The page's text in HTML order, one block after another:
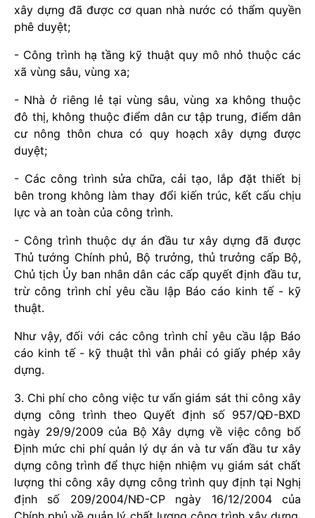
xây dựng đã được cơ quan nhà nước có thẩm quyền
phê duyệt;
- Công trình hạ tầng kỹ thuật quy mô nhỏ thuộc các
xã vùng sâu, vùng xa;
- Nhà ở riêng lẻ tại vùng sâu, vùng xa không thuộc
đô thị, không thuộc điểm dân cư tập trung, điểm dân
cư nông thôn chưa có quy hoạch xây dựng được
duyệt;
- Các công trình sửa chữa, cải tạo, lắp đặt thiết bị
bên trong không làm thay đổi kiến trúc, kết cấu chịu
lực và an toàn của công trình.
- Công trình thuộc dự án đầu tư xây dựng đã được
Thủ tướng Chính phủ, Bộ trưởng, thủ trưởng cấp Bộ,
Chủ tịch Ủy ban nhân dân các cấp quyết định đầu tư,
trừ công trình chỉ yêu cầu lập Báo cáo kinh tế - kỹ
thuật.
Như vậy, đối với các công trình chỉ yêu cầu lập Báo
cáo kinh tế - kỹ thuật thì vẫn phải có giấy phép xây
dựng.
3. Chi phí cho công việc tư vấn giám sát thi công xây
dựng công trình theo Quyết định số 957/QĐ-BXD
ngày 29/9/2009 của Bộ Xây dựng về việc công bố
Định mức chi phí quản lý dự án và tư vấn đầu tư xây
dựng công trình để thực hiện nhiệm vụ giám sát chất
lượng thi công xây dựng công trình quy định tại Nghị
định số 209/2004/NĐ-CP ngày 16/12/2004 của